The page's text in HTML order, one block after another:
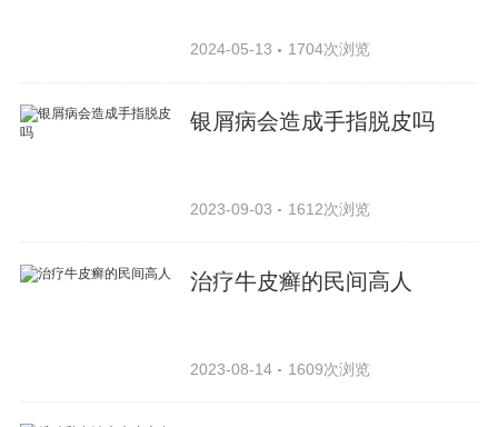
2024-05-13 1704次浏览
银屑病会造成手指脱皮吗
2023-09-03 1612次浏览
治疗牛皮癣的民间高人
2023-08-14 1609次浏览